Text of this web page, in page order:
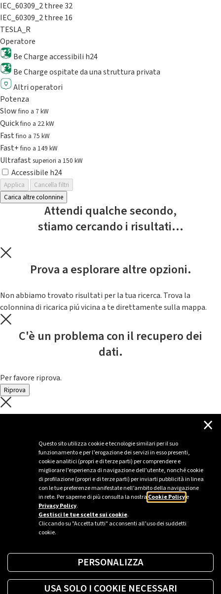
Questo sito utilizza cookie e tecnologie similari per il suo
funzionamento e per l’erogazione dei servizi in esso presenti,
cookie analitici (propri e di terze parti) per comprendere e
migliorare l’esperienza di navigazione dell’utente, nonché cookie
di profilazione (propri e di terze parti) per inviarti pubblicità in linea
con le tue preferenze manifestate nell’ambito della navigazione
in rete. Per saperne di più consulta la nostra Cookie Policye
Privacy Policy.
Gestisci le tue scelte sui cookie.
Cliccando su "Accetta tutti" acconsenti all’uso dei suddetti
cookie.
×
PERSONALIZZA
USA SOLO I COOKIE NECESSARI
IEC_60309_2 three 32
IEC_60309_2 three 16
TESLA_R
Operatore
Be Charge accessibili h24
Be Charge ospitate da una struttura privata
Altri operatori
Potenza
Slowfino a 7 kW
Quickfino a 22 kW
Fastfino a 75 kW
Fast+fino a 149 kW
Ultrafast superiori a 150 kW
Accessibile h24
Applica
Cancella filtri
Carica altre colonnine
Attendi qualche secondo,
stiamo cercando i risultati...
Prova a esplorare altre opzioni.
Non abbiamo trovato risultati per la tua ricerca. Trova la
colonnina di ricarica piú vicina a te direttamente sulla mappa.
C'è un problema con il recupero dei
dati.
Per favore riprova.
Riprova
C'è un problema con il recupero dei
Per favore riprova piú tardi
Sei un’azienda o una PA?
Trova la soluzione più giusta per te.
Richiedi una colonnina